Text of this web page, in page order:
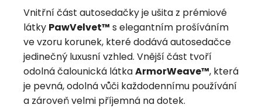
Vnitřní část autosedačky je ušita z prémiové
látky PawVelvet™ s elegantním prošíváním
ve vzoru korunek, které dodává autosedačce
jedinečný luxusní vzhled. Vnější část tvoří
odolná čalounická látkaArmorWeave™, která
je pevná, odolná vůči každodennímu používání
a zároveň velmi příjemná na dotek.